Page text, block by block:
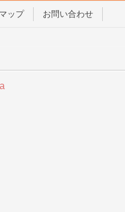
ップ お問い合わせ